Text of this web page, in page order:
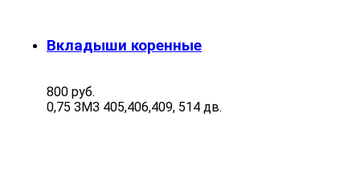
Вкладыши коренные
800 руб.
0,75 ЗМЗ 405,406,409, 514 дв.